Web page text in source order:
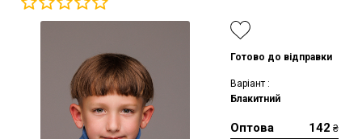
Готово до відправки
Варіант :
Блакитний
Оптова 142 ₴